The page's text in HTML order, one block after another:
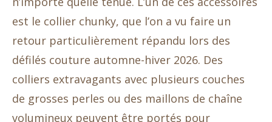
est le collier chunky, que l’on a vu faire un
retour particulièrement répandu lors des
défilés couture automne-hiver 2026. Des
colliers extravagants avec plusieurs couches
de grosses perles ou des maillons de chaîne
volumineux peuvent être portés pour